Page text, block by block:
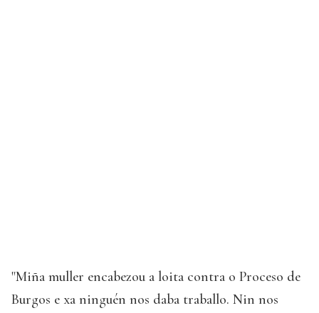
"Miña muller encabezou a loita contra o Proceso de
Burgos e xa ninguén nos daba traballo. Nin nos